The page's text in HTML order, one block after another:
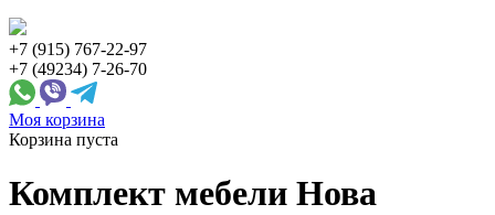
+7 (915) 767-22-97
+7 (49234) 7-26-70
Моя корзина
Корзина пуста
Комплект мебели Нова